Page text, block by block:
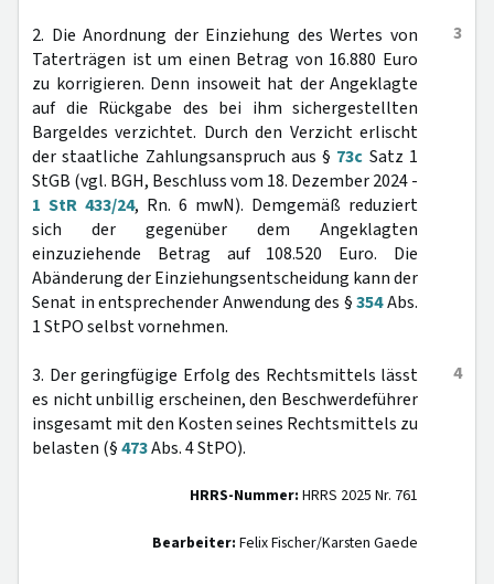
3
2. Die Anordnung der Einziehung des Wertes von
Taterträgen ist um einen Betrag von 16.880 Euro
zu korrigieren. Denn insoweit hat der Angeklagte
auf die Rückgabe des bei ihm sichergestellten
Bargeldes verzichtet. Durch den Verzicht erlischt
der staatliche Zahlungsanspruch aus § 73c Satz 1
StGB (vgl. BGH, Beschluss vom 18. Dezember 2024 -
1 StR 433/24, Rn. 6 mwN). Demgemäß reduziert
sich der gegenüber dem Angeklagten
einzuziehende Betrag auf 108.520 Euro. Die
Abänderung der Einziehungsentscheidung kann der
Senat in entsprechender Anwendung des §354Abs.
1 StPO selbst vornehmen.
4
3. Der geringfügige Erfolg des Rechtsmittels lässt
es nicht unbillig erscheinen, den Beschwerdeführer
insgesamt mit den Kosten seines Rechtsmittels zu
belasten (§473Abs. 4 StPO).
HRRS-Nummer: HRRS 2025 Nr. 761
Bearbeiter: Felix Fischer/Karsten Gaede